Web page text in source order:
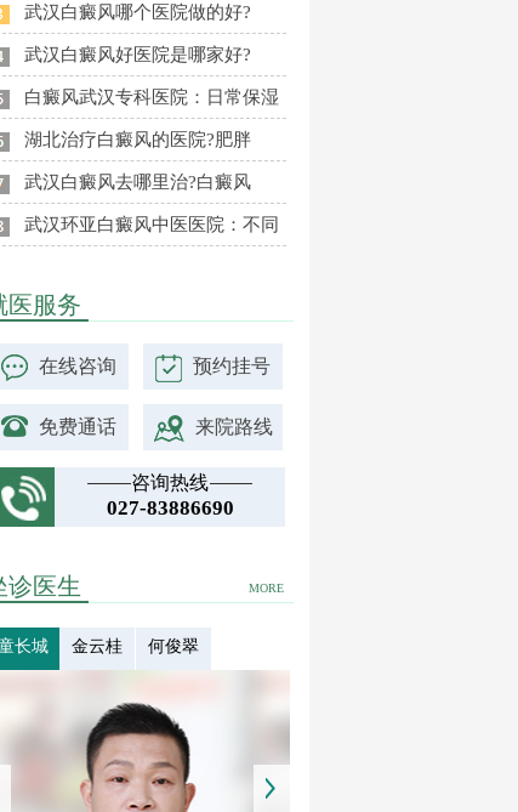
武汉白癜风哪个医院做的好?
武汉白癜风好医院是哪家好?
白癜风武汉专科医院：日常保湿
湖北治疗白癜风的医院?肥胖
武汉白癜风去哪里治?白癜风
武汉环亚白癜风中医医院：不同
医服务
在线咨询 预约挂号
免费通话 来院路线
咨询热线
027-83886690
MORE
诊医生
长城 金云桂 何俊翠